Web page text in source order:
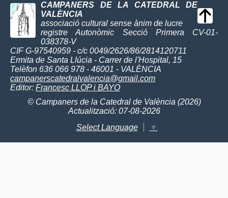
CAMPANERS DE LA CATEDRAL DE
VALÈNCIA
associació cultural sense ànim de lucre
registre Autonòmic Secció Primera CV-01-
038378-V
CIF G-97540959 - c/c 0049/2626/86/2814120711
Ermita de Santa Llúcia - Carrer de l'Hospital, 15
Telèfon 636 066 978 - 46001 - VALÈNCIA
campanerscatedralvalencia@gmail.com
Editor: Francesc LLOP i BAYO
© Campaners de la Catedral de València (2026)
Actualització: 07-08-2026
Select Language
▼